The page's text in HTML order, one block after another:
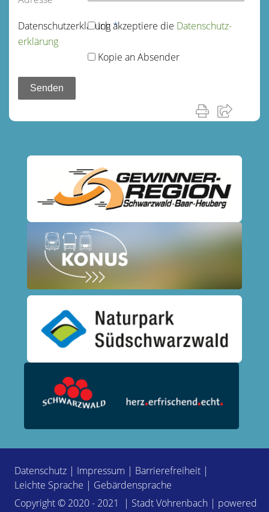
Datenschutz­erklärung*
Ich akzeptiere die Datenschutz­
erklärung
Kopie an Absender
Datenschutz | Impressum | Barrierefreiheit |
Leichte Sprache | Gebärdensprache
Copyright © 2020 - 2021 | Stadt Vöhrenbach | powered